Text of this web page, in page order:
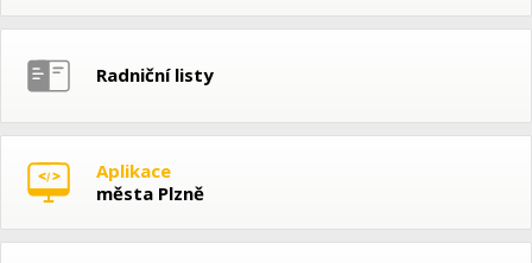
Radniční listy
Aplikace
města Plzně